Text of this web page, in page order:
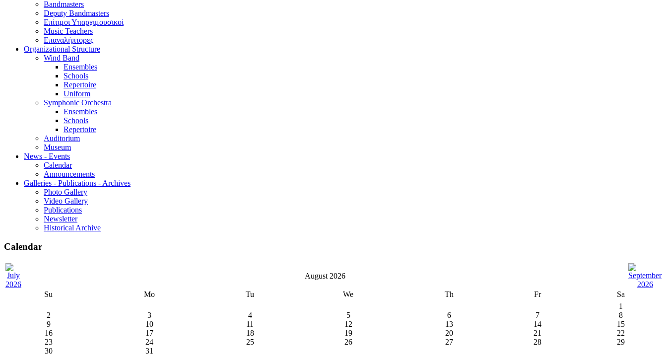
Bandmasters
Deputy Bandmasters
Επίτιμοι Υπαρχιμουσικοί
Music Teachers
Επαναλήπτορες
Organizational Structure
Wind Band
Ensembles
Schools
Repertoire
Uniform
Symphonic Orchestra
Ensembles
Schools
Repertoire
Auditorium
Museum
News - Events
Calendar
Announcements
Galleries - Publications - Archives
Photo Gallery
Video Gallery
Publications
Newsletter
Historical Archive
Calendar
August 2026
Su Mo Tu We Th Fr
Sa
1
2
3 4 5 6 7
8
9
10 11 12 13 14
15
16
17 18 19 20 21
22
23
24 25 26 27 28
29
30
31